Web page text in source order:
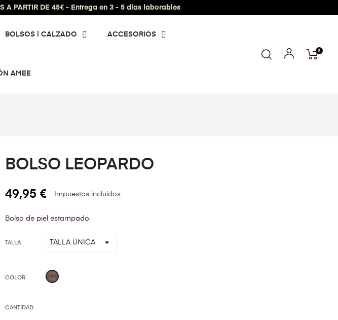
A PARTIR DE 45€ - Entrega en 3 - 5 días laborables
BOLSOS | CALZADO ACCESORIOS
AMEE
0
BOLSO LEOPARDO
49,95 € Impuestos incluidos
Bolso de piel estampado.
TALLA
COLOR Leopardo
CANTIDAD